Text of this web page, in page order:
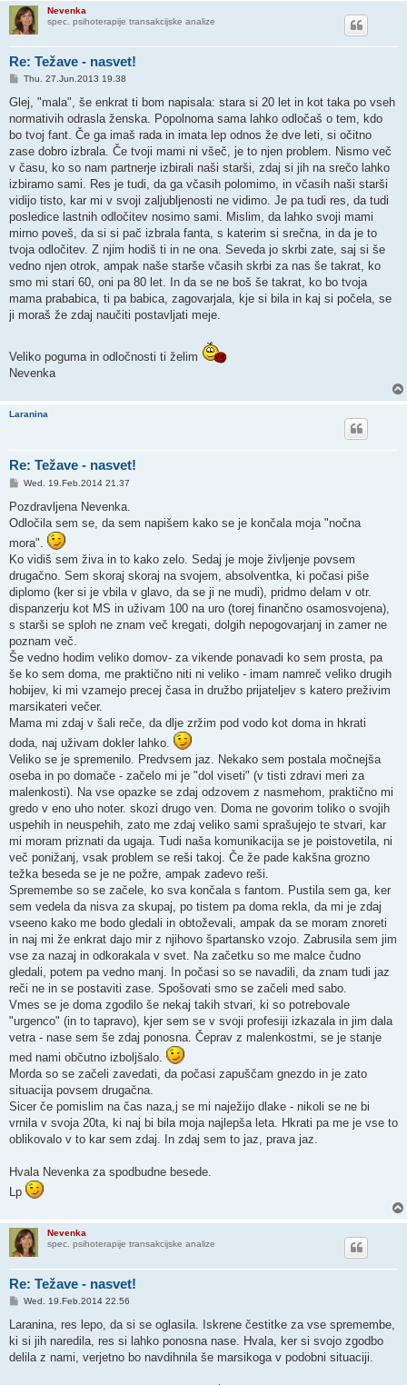
Nevenka
spec. psihoterapije transakcijske analize
Re: Težave - nasvet!
P
s
Thu. 27.Jun.2013 19.38
Glej, "mala", še enkrat ti bom napisala: stara si 20 let in kot taka po vseh
normativih odrasla ženska. Popolnoma sama lahko odločaš o tem, kdo
bo tvoj fant. Če ga imaš rada in imata lep odnos že dve leti, si očitno
zase dobro izbrala. Če tvoji mami ni všeč, je to njen problem. Nismo več
v času, ko so nam partnerje izbirali naši starši, zdaj si jih na srečo lahko
izbiramo sami. Res je tudi, da ga včasih polomimo, in včasih naši starši
vidijo tisto, kar mi v svoji zaljubljenosti ne vidimo. Je pa tudi res, da tudi
posledice lastnih odločitev nosimo sami. Mislim, da lahko svoji mami
mirno poveš, da si si pač izbrala fanta, s katerim si srečna, in da je to
tvoja odločitev. Z njim hodiš ti in ne ona. Seveda jo skrbi zate, saj si še
vedno njen otrok, ampak naše starše včasih skrbi za nas še takrat, ko
smo mi stari 60, oni pa 80 let. In da se ne boš še takrat, ko bo tvoja
mama prababica, ti pa babica, zagovarjala, kje si bila in kaj si počela, se
ji moraš že zdaj naučiti postavljati meje.
Veliko poguma in odločnosti ti želim
Nevenka
Laranina
Re: Težave - nasvet!
P
s
Wed. 19.Feb.2014 21.37
Pozdravljena Nevenka.
Odločila sem se, da sem napišem kako se je končala moja "nočna
mora".
Ko vidiš sem živa in to kako zelo. Sedaj je moje življenje povsem
drugačno. Sem skoraj skoraj na svojem, absolventka, ki počasi piše
diplomo (ker si je vbila v glavo, da se ji ne mudi), pridmo delam v otr.
dispanzerju kot MS in uživam 100 na uro (torej finančno osamosvojena),
s starši se sploh ne znam več kregati, dolgih nepogovarjanj in zamer ne
poznam več.
Še vedno hodim veliko domov- za vikende ponavadi ko sem prosta, pa
še ko sem doma, me praktično niti ni veliko - imam namreč veliko drugih
hobijev, ki mi vzamejo precej časa in družbo prijateljev s katero preživim
marsikateri večer.
Mama mi zdaj v šali reče, da dlje zržim pod vodo kot doma in hkrati
doda, naj uživam dokler lahko.
Veliko se je spremenilo. Predvsem jaz. Nekako sem postala močnejša
oseba in po domače - začelo mi je "dol viseti" (v tisti zdravi meri za
malenkosti). Na vse opazke se zdaj odzovem z nasmehom, praktično mi
gredo v eno uho noter. skozi drugo ven. Doma ne govorim toliko o svojih
uspehih in neuspehih, zato me zdaj veliko sami sprašujejo te stvari, kar
mi moram priznati da ugaja. Tudi naša komunikacija se je poistovetila, ni
več ponižanj, vsak problem se reši takoj. Če že pade kakšna grozno
težka beseda se je ne požre, ampak zadevo reši.
Spremembe so se začele, ko sva končala s fantom. Pustila sem ga, ker
sem vedela da nisva za skupaj, po tistem pa doma rekla, da mi je zdaj
vseeno kako me bodo gledali in obtoževali, ampak da se moram znoreti
in naj mi že enkrat dajo mir z njihovo špartansko vzojo. Zabrusila sem jim
vse za nazaj in odkorakala v svet. Na začetku so me malce čudno
gledali, potem pa vedno manj. In počasi so se navadili, da znam tudi jaz
reči ne in se postaviti zase. Spošovati smo se začeli med sabo.
Vmes se je doma zgodilo še nekaj takih stvari, ki so potrebovale
"urgenco" (in to tapravo), kjer sem se v svoji profesiji izkazala in jim dala
vetra - nase sem še zdaj ponosna. Čeprav z malenkostmi, se je stanje
med nami občutno izboljšalo.
Morda so se začeli zavedati, da počasi zapuščam gnezdo in je zato
situacija povsem drugačna.
Sicer če pomislim na čas naza,j se mi naježijo dlake - nikoli se ne bi
vrnila v svoja 20ta, ki naj bi bila moja najlepša leta. Hkrati pa me je vse to
oblikovalo v to kar sem zdaj. In zdaj sem to jaz, prava jaz.
Hvala Nevenka za spodbudne besede.
Lp
Nevenka
spec. psihoterapije transakcijske analize
Re: Težave - nasvet!
P
s
Wed. 19.Feb.2014 22.56
Laranina, res lepo, da si se oglasila. Iskrene čestitke za vse spremembe,
ki si jih naredila, res si lahko ponosna nase. Hvala, ker si svojo zgodbo
delila z nami, verjetno bo navdihnila še marsikoga v podobni situaciji.